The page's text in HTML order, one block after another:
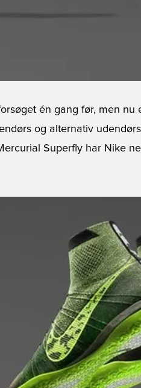
én gang før, men
og alternativ
Superfly har Nike